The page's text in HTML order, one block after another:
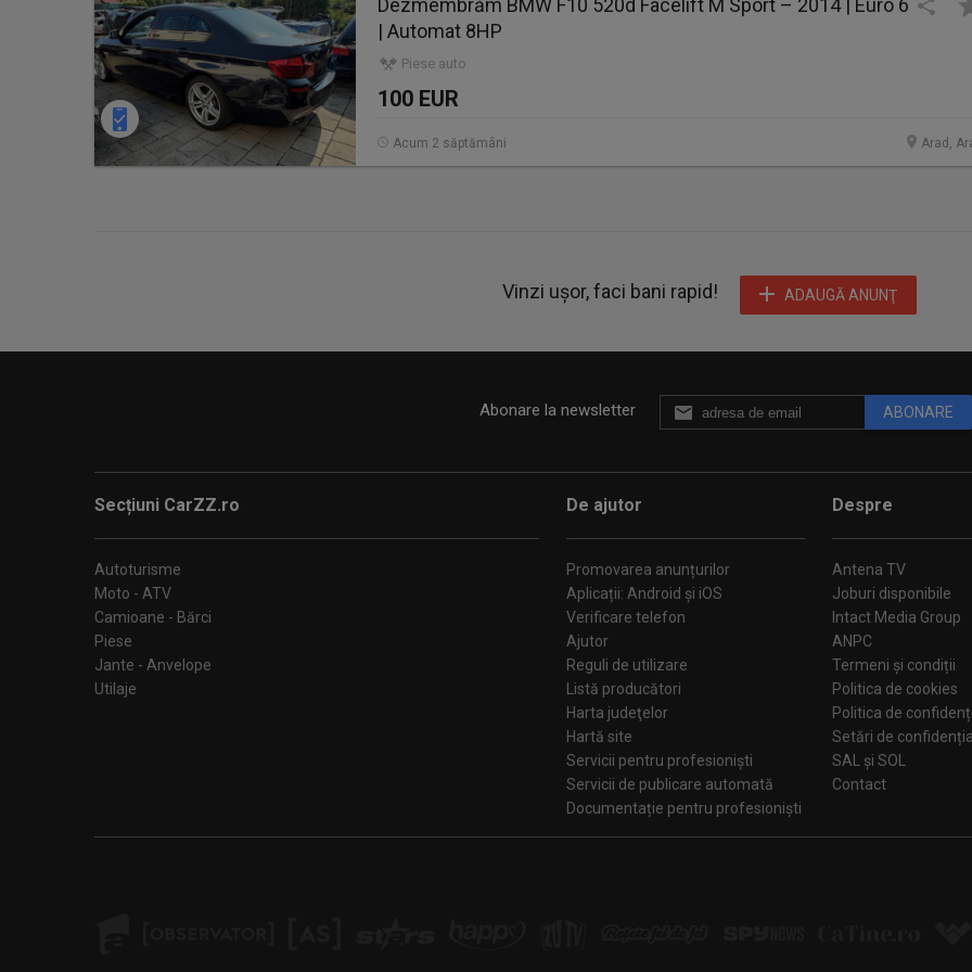
Dezmembrăm BMW F10 520d Facelift M Sport – 2014 | Euro 6
| Automat 8HP
Piese auto
100 EUR
Arad,
Acum 2 săptămâni
Vinzi ușor, faci bani rapid! ADAUGĂ ANUNŢ
Abonare la newsletter ABONARE
Secțiuni CarZZ.ro
Autoturisme
Moto - ATV
Camioane - Bărci
Piese
Jante - Anvelope
Utilaje
De ajutor
Promovarea anunțurilor
Aplicații: Android și iOS
Verificare telefon
Ajutor
Reguli de utilizare
Listă producători
Harta judeţelor
Hartă site
Servicii pentru profesioniști
Servicii de publicare automată
Documentație pentru profesioniști
Despre
Antena TV
Joburi disponibile
Intact Media Group
ANPC
Termeni și condiții
Politica de cookies
Politica de
Setări de
SAL și SOL
Contact